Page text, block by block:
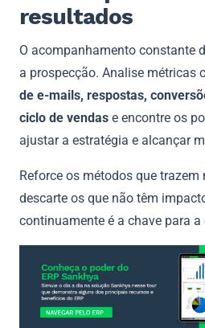
resultados
O acompanhamento constante
a prospecção. Analise métricas
de e-mails, respostas,
ciclo de vendas e encontre os
ajustar a estratégia e alcançar
Reforce os métodos que
descarte os que não têm
continuamente é a chave para